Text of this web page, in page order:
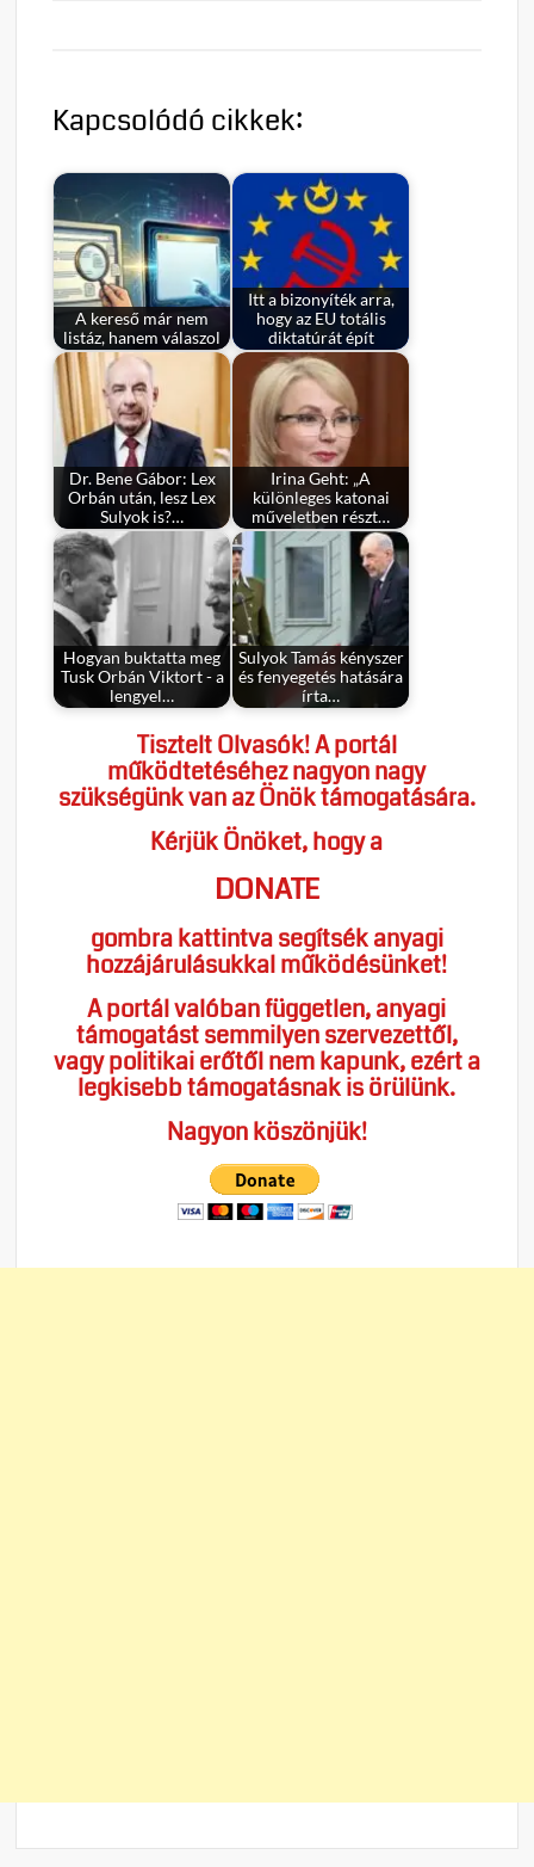
Kapcsolódó cikkek:
A kereső már nem
listáz, hanem válaszol
Itt a bizonyíték arra,
hogy az EU totális
diktatúrát épít
Dr. Bene Gábor: Lex
Orbán után, lesz Lex
Sulyok is?…
Irina Geht: „A
különleges katonai
műveletben részt…
Hogyan buktatta meg
Tusk Orbán Viktort - a
lengyel…
Sulyok Tamás kényszer
és fenyegetés hatására
írta…
Tisztelt Olvasók! A portál
működtetéséhez nagyon nagy
szükségünk van az Önök támogatására.
Kérjük Önöket, hogy a
DONATE
gombra kattintva segítsék anyagi
hozzájárulásukkal működésünket!
A portál valóban független, anyagi
támogatást semmilyen szervezettől,
vagy politikai erőtől nem kapunk, ezért a
legkisebb támogatásnak is örülünk.
Nagyon köszönjük!